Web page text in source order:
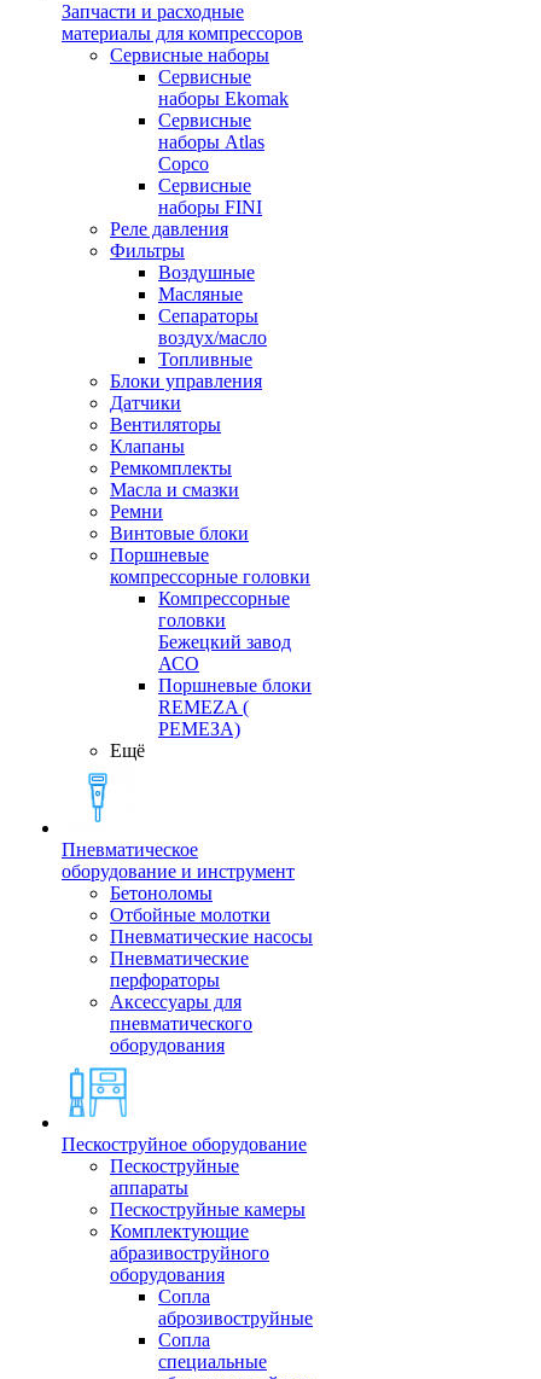
Запчасти и расходные
материалы для компрессоров
Cервисные наборы
Сервисные
наборы Ekomak
Cервисные
наборы Atlas
Copco
Сервисные
наборы FINI
Реле давления
Фильтры
Воздушные
Масляные
Сепараторы
воздух/масло
Топливные
Блоки управления
Датчики
Вентиляторы
Клапаны
Ремкомплекты
Масла и смазки
Ремни
Винтовые блоки
Поршневые
компрессорные головки
Компрессорные
головки
Бежецкий завод
АСО
Поршневые блоки
REMEZA (
РЕМЕЗА)
Ещё
Пневматическое
оборудование и инструмент
Бетоноломы
Отбойные молотки
Пневматические насосы
Пневматические
перфораторы
Аксессуары для
пневматического
оборудования
Пескоструйное оборудование
Пескоструйные
аппараты
Пескоструйные камеры
Комплектующие
абразивоструйного
оборудования
Сопла
аброзивоструйные
Сопла
специальные